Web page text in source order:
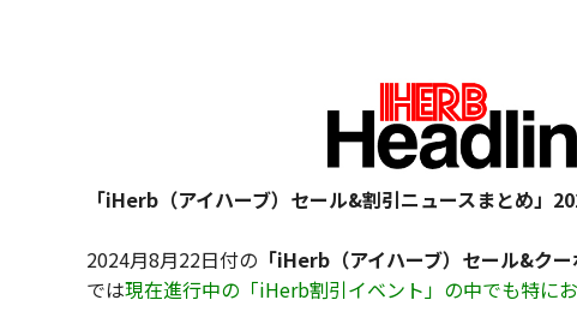
「iHerb（アイハーブ）セール&割引ニュースまとめ」
2024月8月22日付の 「iHerb（アイハーブ）セール&クー
では現在進行中の「iHerb割引イベント」の中でも特に